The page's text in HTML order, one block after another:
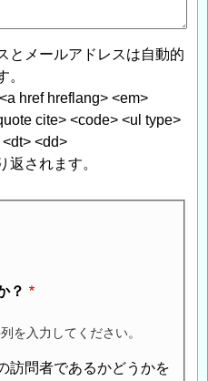
とメールアドレスは自動的
。
href hreflang> <em>
cite> <code> <ul type>
<dd>
返されます。
？
を入力してください。
訪問者であるかどうかを